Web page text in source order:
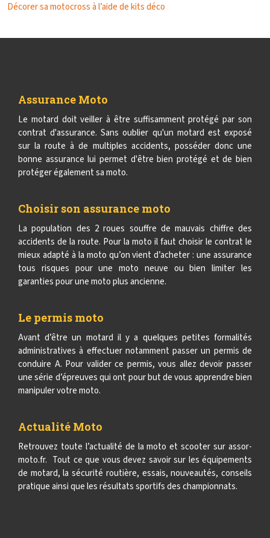
Décorer sa motocross à l’aide de kits déco
Assurance Moto
Le motard doit veiller à être suffisamment protégé par son
contrat d'assurance. Sans oublier qu'un motard est exposé
sur la route à de multiples accidents, posséder donc une
bonne assurance lui permet d'être bien protégé et de bien
protéger également sa moto.
Choisir son assurance moto
La population des 2 roues souffre de mauvais chiffre des
accidents de la route. Pour la moto il faut choisir le contrat le
mieux adapté à la moto qu’on vient d’acheter : une assurance
tous risques pour une moto neuve ou bien limiter les
garanties pour une moto plus ancienne.
Le permis moto
Avant d’être un motard il y a quelques petites formalités
administratives à effectuer notamment passer un permis de
conduire A. Pour valider ce permis, vous allez devoir passer
une série d’épreuves qui ont pour but de vous apprendre bien
manipuler votre moto.
Actualité Moto
Retrouvez toute l’actualité de la moto et scooter sur assor-
moto.fr. Tout ce que vous devez savoir sur les équipements
de motard, la sécurité routière, essais, nouveautés, conseils
pratique ainsi que les résultats sportifs des championnats.